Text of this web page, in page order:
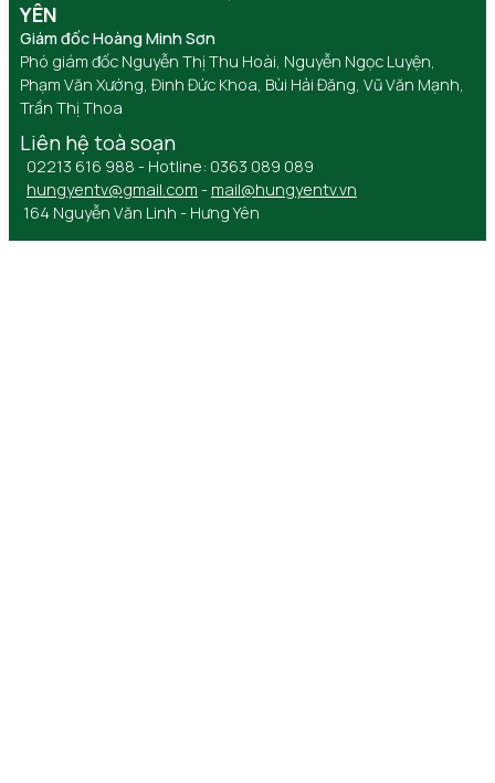
YÊN
Giám đốc Hoàng Minh Sơn
Phó giám đốc Nguyễn Thị Thu Hoài, Nguyễn Ngọc Luyện,
Phạm Văn Xướng, Đinh Đức Khoa, Bùi Hải Đăng, Vũ Văn Mạnh,
Trần Thị Thoa
Liên hệ toà soạn
02213 616 988 - Hotline: 0363 089 089
hungyentv@gmail.com - mail@hungyentv.vn
164 Nguyễn Văn Linh - Hưng Yên